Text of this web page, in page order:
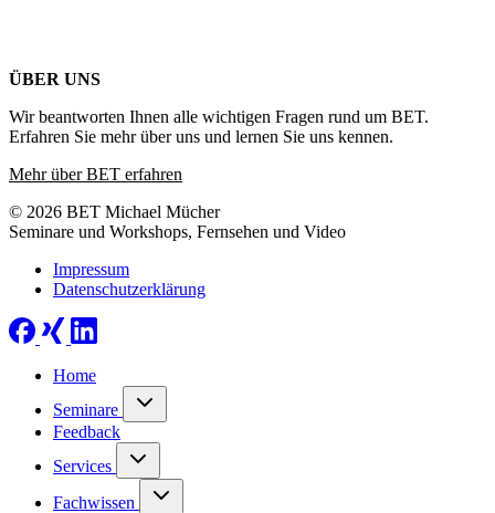
ÜBER UNS
Wir beantworten Ihnen alle wichtigen Fragen rund um BET.
Erfahren Sie mehr über uns und lernen Sie uns kennen.
Mehr über BET erfahren
© 2026 BET Michael Mücher
Seminare und Workshops, Fernsehen und Video
Impressum
Datenschutzerklärung
Home
Seminare
Feedback
Services
Fachwissen